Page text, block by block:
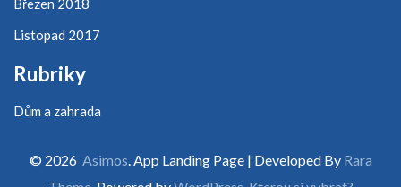
Listopad 2017
Rubriky
Dům a zahrada
© 2026 Asimos . App Landing Page | Developed By Rara